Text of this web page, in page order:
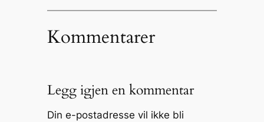
Kommentarer
Legg igjen en kommentar
Din e-postadresse vil ikke bli